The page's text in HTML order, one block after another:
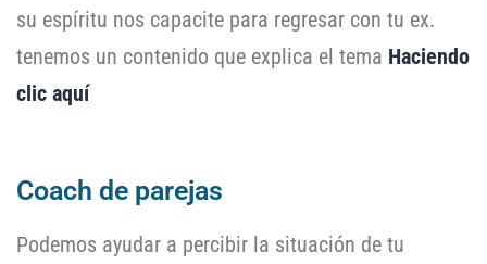
su espíritu nos capacite para regresar con tu ex.
tenemos un contenido que explica el tema Haciendo
clic aquí
Coach de parejas
Podemos ayudar a percibir la situación de tu